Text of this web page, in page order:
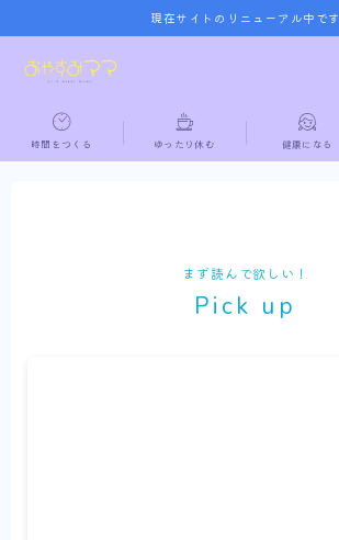
現在サイトのリニューアル中です
MENU
ホーム
時間をつくる ゆったり休む 健康になる
まず読んで欲しい！
Pick up